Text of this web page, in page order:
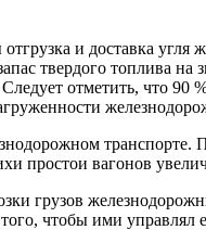
и доставка
твердого топлива
отметить, что
транспорте.
простои вагонов
грузов
чтобы ими управлял